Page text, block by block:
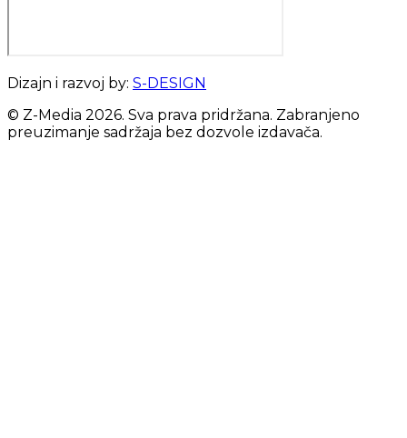
Dizajn i razvoj by: S-DESIGN
© Z-Media 2026. Sva prava pridržana. Zabranjeno
preuzimanje sadržaja bez dozvole izdavača.